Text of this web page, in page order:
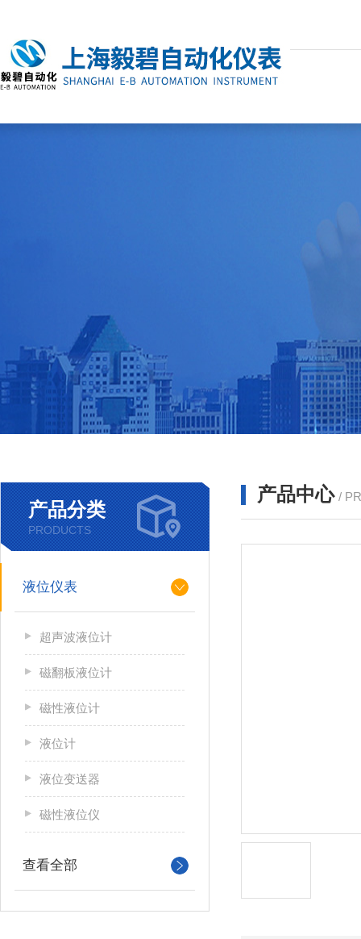
产品分类
PRODUCTS
液位仪表
超声波液位计
磁翻板液位计
磁性液位计
液位计
液位变送器
磁性液位仪
查看全部
产品中心 /